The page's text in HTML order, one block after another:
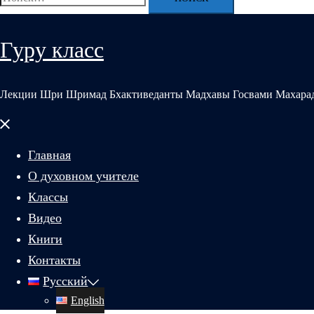
Гуру класс
Лекции Шри Шримад Бхактиведанты Мадхавы Госвами
Закрыть
Главная
О духовном учителе
Классы
Видео
Книги
Контакты
Русский
English